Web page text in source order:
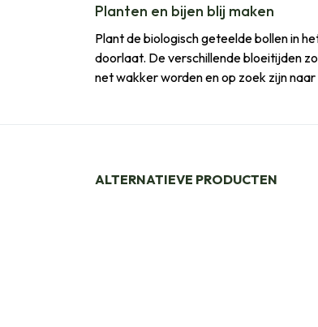
Planten en bijen blij maken
Plant de biologisch geteelde bollen in
doorlaat. De verschillende bloeitijden
net wakker worden en op zoek zijn
ALTERNATIEVE PRODUCTEN